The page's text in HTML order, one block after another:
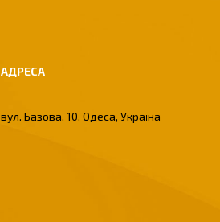
вул. Базова, 10, Одеса, Україна